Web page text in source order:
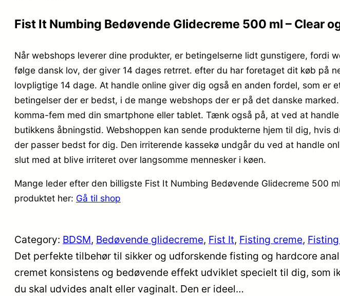
Fist It Numbing Bedøvende Glidecreme 500 ml – Clear
Når webshops leverer dine produkter, er betingelserne lidt gunstigere, fordi
følge dansk lov, der giver 14 dages retrret. efter du har foretaget dit køb på
lovpligtige 14 dage. At handle online giver dig også en anden fordel, som er
betingelser der er bedst, i de mange webshops der er på det danske
komma-fem med din smartphone eller tablet. Tænk også på, at ved at
butikkens åbningstid. Webshoppen kan sende produkterne hjem til dig,
der passer bedst for dig. Den irriterende kassekø undgår du ved at handle
slut med at blive irriteret over langsomme mennesker i køen.
Mange leder efter den billigste Fist It Numbing Bedøvende Glidecreme 500
produktet her: Gå til shop
Category: BDSM, Bedøvende glidecreme, Fist It, Fisting creme,
Det perfekte tilbehør til sikker og udforskende fisting og hardcore
cremet konsistens og bedøvende effekt udviklet specielt til dig, som
du skal udvides analt eller vaginalt. Den er ideel…